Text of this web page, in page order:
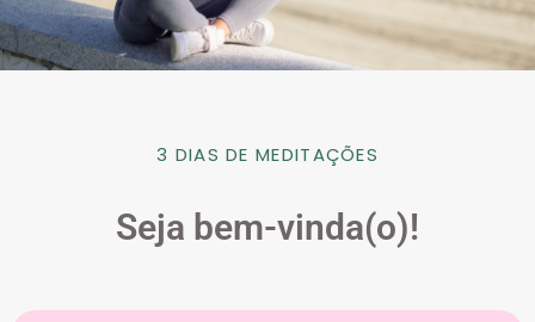
3 DIAS DE MEDITAÇÕES
Seja bem-vinda(o)!